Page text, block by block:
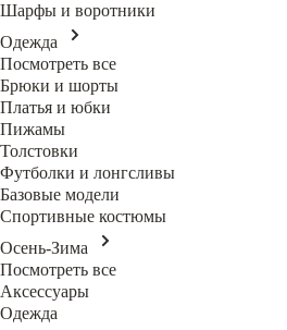
Шарфы и воротники
Одежда
Посмотреть все
Брюки и шорты
Платья и юбки
Пижамы
Толстовки
Футболки и лонгсливы
Базовые модели
Спортивные костюмы
Осень-Зима
Посмотреть все
Аксессуары
Одежда